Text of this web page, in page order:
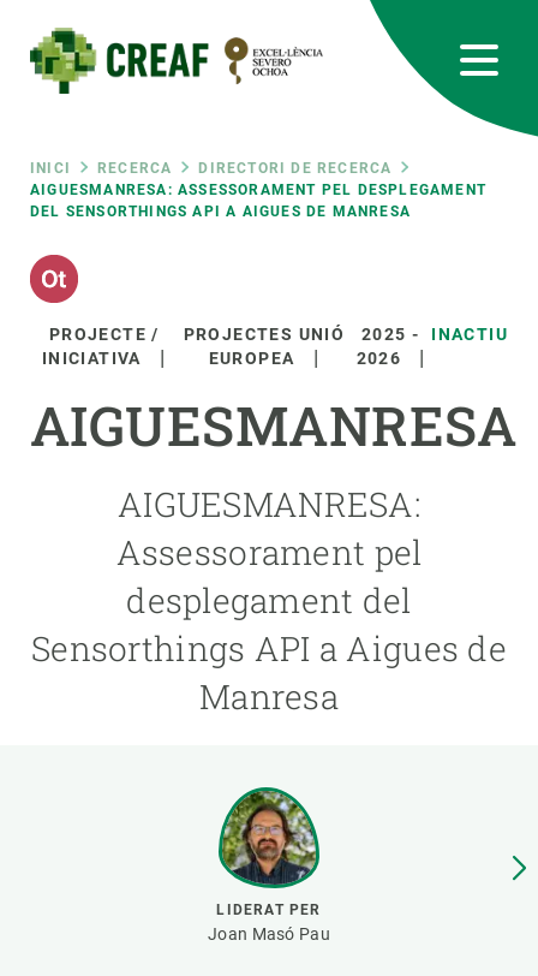
contingut
Fil
d'ariadna
INICI RECERCA
DIRECTORI DE RECERCA
AIGUESMANRESA: ASSESSORAMENT PEL DESPLEGAMENT
DEL SENSORTHINGS API A AIGUES DE MANRESA
PROJECTE /
INICIATIVA
PROJECTES UNIÓ
EUROPEA
2025 -
2026
INACTIU
AIGUESMANRESA
AIGUESMANRESA:
Assessorament pel
desplegament del
Sensorthings API a Aigues de
Manresa
LIDERAT PER
Joan Masó Pau
RRSS
Featured
responsive
Responsive
menu
SOBRE NOSALTRES
RECERCA
NOTÍCIES I AGENDA